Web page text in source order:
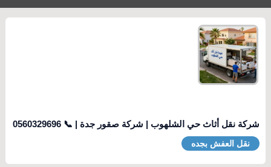
شركة نقل أثاث حي الشلهوب | شركة صقور جدة | 📞 0560329696
نقل العفش بجده